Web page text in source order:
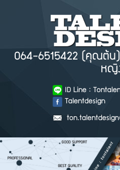
064-6515422 (คุณต้
หญิ
ID Line :
Talentdesign